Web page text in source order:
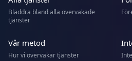
Bläddra bland alla övervakade
tjänster
Vår metod
Hur vi övervakar tjänster